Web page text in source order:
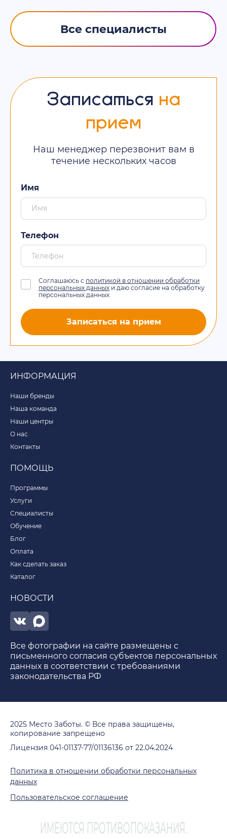
Все специалисты
Записаться на
прием
Наш менеджер перезвонит вам в
течение нескольких часов
Имя
Телефон
Соглашаюсь с политикой в отношении обработки
персональных данных и даю согласие на обработку
персональных данных
Записаться на прием
ИНФОРМАЦИЯ
Наши бренды
Наша команда
Наши центры
О нас
Контакты
ПОМОЩЬ
Программы
Услуги
Специалисты
Обучение
Блог
Оплата
Как сделать заказ
Каталог
НОВОСТИ
Все фотографии на сайте размещены с
письменного согласия субъектов персональных
данных в соответствии с требованиями
законодательства РФ
2025 Место Заботы. © Все права защищены,
копирование запрещено
Лицензия 041-01137-77/01136136 от 22.04.2024
Политика в отношении обработки персональных
данных
Пользовательское соглашение
ИМЕЮТСЯ ПРОТИВОПОКАЗАНИЯ.